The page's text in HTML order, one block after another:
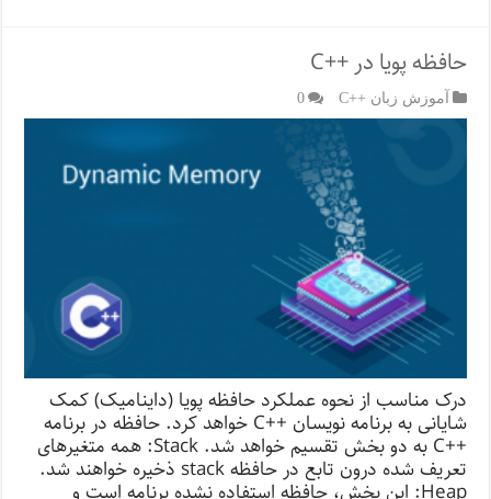
حافظه پویا در ++C
آموزش زبان ++C 0
درک مناسب از نحوه عملکرد حافظه پویا (داینامیک) کمک
شایانی به برنامه نویسان ++C خواهد کرد. حافظه در برنامه
++C به دو بخش تقسیم خواهد شد. Stack: همه متغیرهای
تعریف شده درون تابع در حافظه stack ذخیره خواهند شد.